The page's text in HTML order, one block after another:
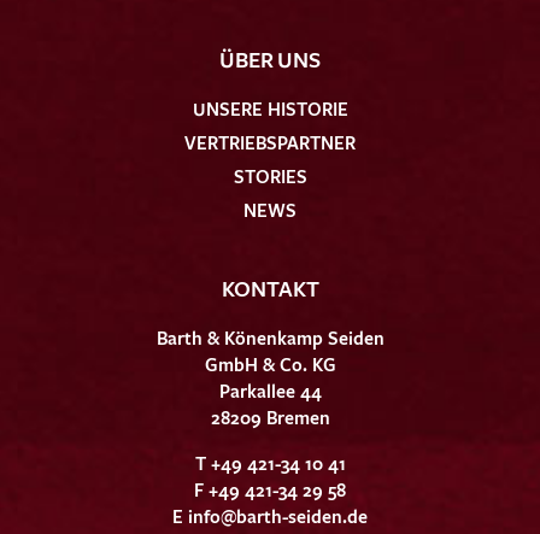
ÜBER UNS
UNSERE HISTORIE
VERTRIEBSPARTNER
STORIES
NEWS
KONTAKT
Barth & Könenkamp Seiden
GmbH & Co. KG
Parkallee 44
28209 Bremen
T +49 421-34 10 41
F +49 421-34 29 58
E info@barth-seiden.de